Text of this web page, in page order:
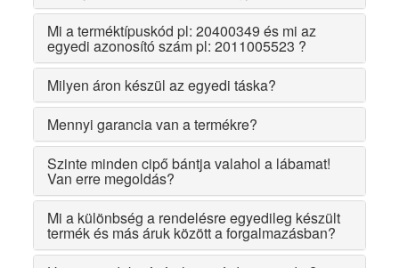
Mi a terméktípuskód pl: 20400349 és mi az
egyedi azonosító szám pl: 2011005523 ?
Milyen áron készül az egyedi táska?
Mennyi garancia van a termékre?
Szinte minden cipő bántja valahol a lábamat!
Van erre megoldás?
Mi a különbség a rendelésre egyedileg készült
termék és más áruk között a forgalmazásban?